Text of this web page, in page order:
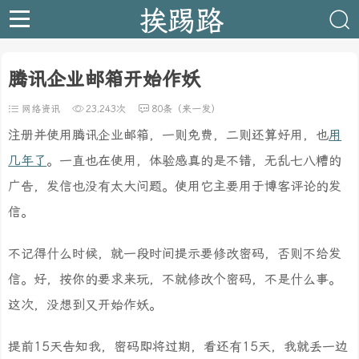
挨踢路
腾讯企业邮箱开始作妖
网络资讯 23,243次 80条（来一发）
注册并使用腾讯企业邮箱，一则免费，二则还算好用，也用
几年了 。一直也在使用，体验感真的是不错，无乱七八糟的
广告，发信也没有太大问题。使用它主要用于博客评论的发
信。
不记得什么时候，就一段时间提示要修改密码，否则不给发
信。好，按你的要求来玩，不就修改个密码，不是什么事。
这次，没想到又开始作妖。
提前15天告知我，密码即将过期，看还有15天，我就丢一边